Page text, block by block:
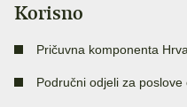
Korisno
Pričuvna komponenta
Područni odjeli za poslove